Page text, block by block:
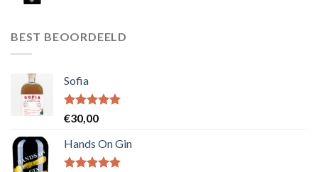
BEST BEOORDEELD
Sofia
Waardering
5.00uit 5
€30,00
Hands On Gin